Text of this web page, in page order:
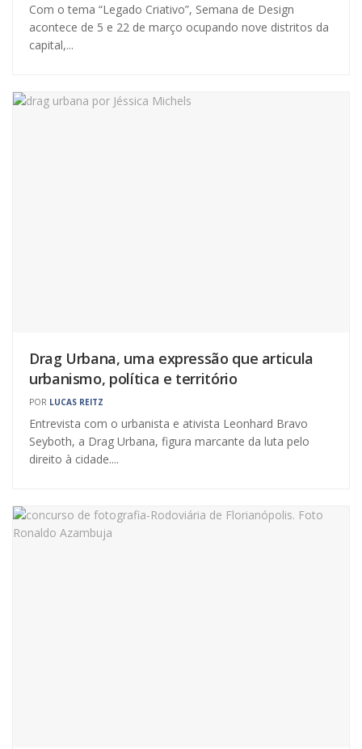
Com o tema “Legado Criativo”, Semana de Design
acontece de 5 e 22 de março ocupando nove distritos da
capital,...
Drag Urbana, uma expressão que articula
urbanismo, política e território
POR LUCAS REITZ
Entrevista com o urbanista e ativista Leonhard Bravo
Seyboth, a Drag Urbana, figura marcante da luta pelo
direito à cidade....